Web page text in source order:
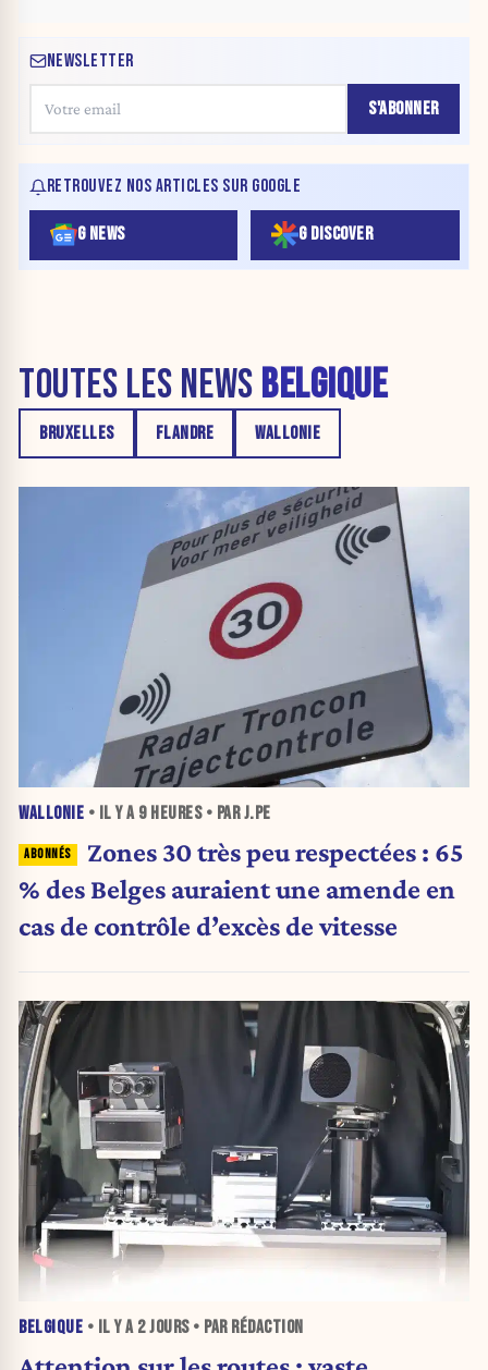
NEWSLETTER
S'ABONNER
RETROUVEZ NOS ARTICLES SUR GOOGLE
G NEWS G DISCOVER
TOUTES LES NEWS BELGIQUE
BRUXELLES FLANDRE WALLONIE
WALLONIE • IL Y A 9 HEURES• PAR J.PE
Zones 30 très peu respectées : 65
% des Belges auraient une amende en
cas de contrôle d’excès de vitesse
BELGIQUE • IL Y A 2 JOURS• PAR RÉDACTION